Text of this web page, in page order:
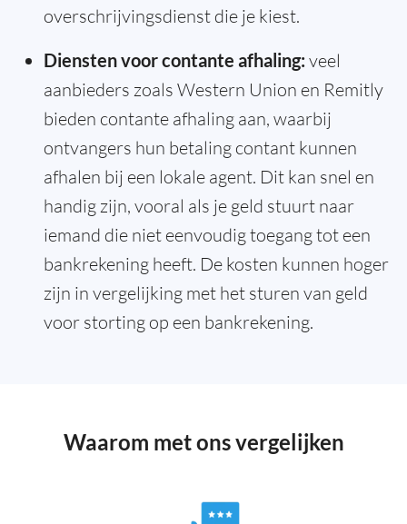
overschrijvingsdienst die je kiest.
Diensten voor contante afhaling: veel
aanbieders zoals Western Union en Remitly
bieden contante afhaling aan, waarbij
ontvangers hun betaling contant kunnen
afhalen bij een lokale agent. Dit kan snel en
handig zijn, vooral als je geld stuurt naar
iemand die niet eenvoudig toegang tot een
bankrekening heeft. De kosten kunnen hoger
zijn in vergelijking met het sturen van geld
voor storting op een bankrekening.
Waarom met ons vergelijken